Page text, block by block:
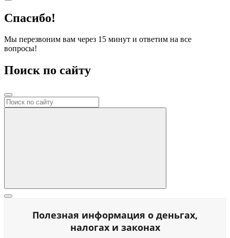
Спасибо!
Мы перезвоним вам через 15 минут и ответим на все
вопросы!
Поиск по сайту
Полезная информация о деньгах,
налогах и законах